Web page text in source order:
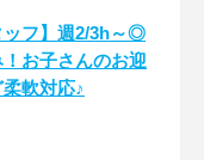
ッフ】週2/3h～◎
お子さんのお迎
軟対応♪